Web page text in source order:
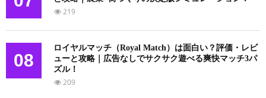
219
08
ロイヤルマッチ（Royal Match）は面白い？評価・レビ
ューと攻略｜広告なしでサクサク遊べる爽快マッチ3パ
ズル！
209